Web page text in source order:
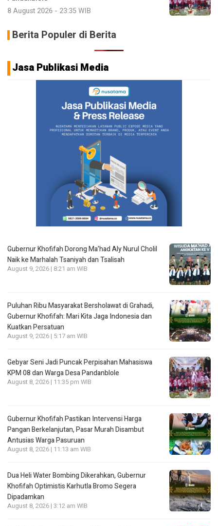
8 August 2026 - 23:35 WIB
Berita Populer di Berita
Jasa Publikasi Media
Gubernur Khofifah Dorong Ma’had Aly Nurul Cholil
Naik ke Marhalah Tsaniyah dan Tsalisah
August 9, 2026 | 8:21 am WIB
Puluhan Ribu Masyarakat Bersholawat di Grahadi,
Gubernur Khofifah: Mari Kita Jaga Indonesia dan
Kuatkan Persatuan
August 9, 2026 | 5:17 am WIB
Gebyar Seni Jadi Puncak Perpisahan Mahasiswa
KPM 08 dan Warga Desa Pandanblole
August 8, 2026 | 11:35 pm WIB
Gubernur Khofifah Pastikan Intervensi Harga
Pangan Berkelanjutan, Pasar Murah Disambut
Antusias Warga Pasuruan
August 8, 2026 | 11:13 am WIB
Dua Heli Water Bombing Dikerahkan, Gubernur
Khofifah Optimistis Karhutla Bromo Segera
Dipadamkan
August 8, 2026 | 3:12 am WIB